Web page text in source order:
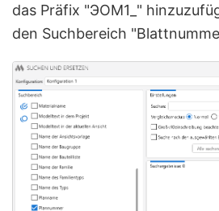
das Präfix "ЭОМ1_"
den Suchbereich